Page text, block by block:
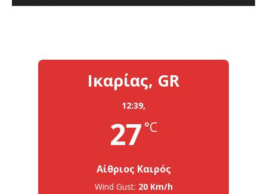
Ικαρίας, GR
12:39,
27 °C
Αίθριος Καιρός
Wind Gust: 20 Km/h